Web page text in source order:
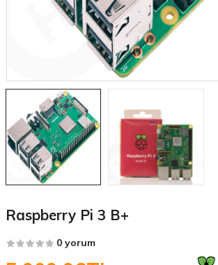
Raspberry Pi 3 B+
0 yorum